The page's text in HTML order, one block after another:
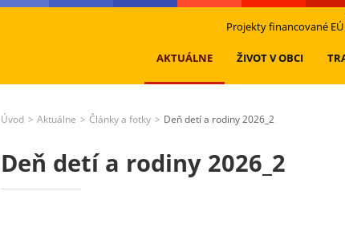
Projekty financované EÚ
AKTUÁLNE ŽIVOT V OBCI
Úvod > Aktuálne > Články a fotky > Deň detí a rodiny 2026_2
Deň detí a rodiny 2026_2